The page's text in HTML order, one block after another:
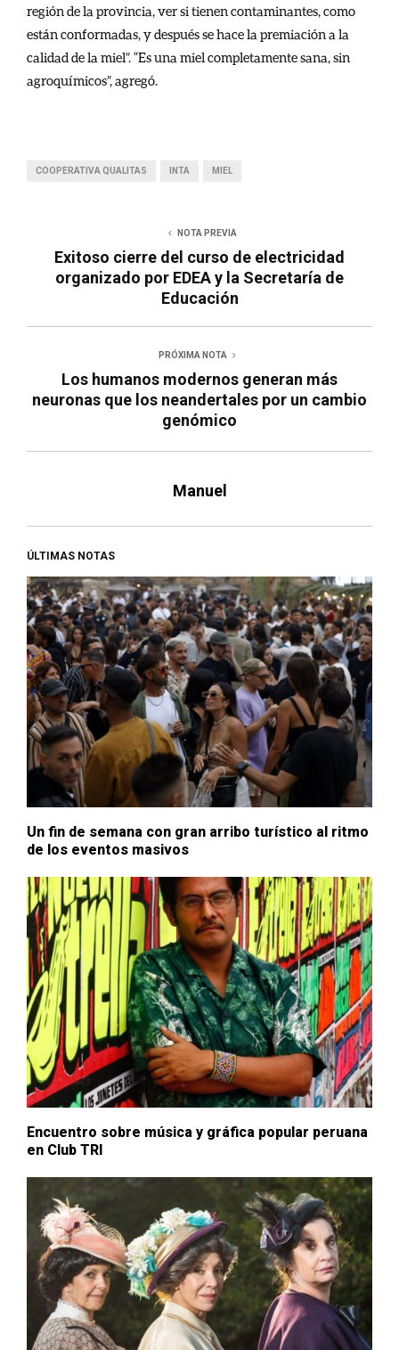
región de la provincia, ver si tienen contaminantes, como
están conformadas, y después se hace la premiación a la
calidad de la miel”. “Es una miel completamente sana, sin
agroquímicos”, agregó.
COOPERATIVA QUALITAS INTA MIEL
NOTA PREVIA
Exitoso cierre del curso de electricidad
organizado por EDEA y la Secretaría de
Educación
PRÓXIMA NOTA
Los humanos modernos generan más
neuronas que los neandertales por un cambio
genómico
Manuel
ÚLTIMAS NOTAS
Un fin de semana con gran arribo turístico al ritmo
de los eventos masivos
Encuentro sobre música y gráfica popular peruana
en Club TRI